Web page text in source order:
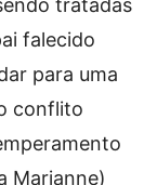
tratadas
falecido
para uma
conflito
Marianne)